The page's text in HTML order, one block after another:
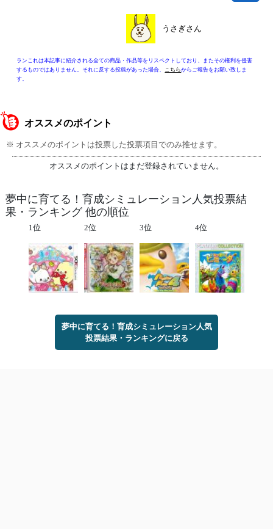
うさぎさん
ランこれは本記事に紹介される全ての商品・作品等をリスペクトしており、またその権利を侵害
するものではありません。それに反する投稿があった場合、 こちらからご報告をお願い致しま
す。
オススメのポイント
※ オススメのポイントは投票した投票項目でのみ推せます。
オススメのポイントはまだ登録されていません。
夢中に育てる！育成シミュレーション人気投票結
果・ランキング 他の順位
1位 2位 3位 4位
夢中に育てる！育成シミュレーション人気
投票結果・ランキングに戻る